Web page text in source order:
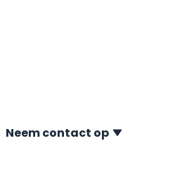
Neem contact op